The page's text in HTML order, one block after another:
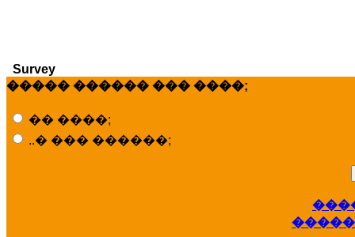
Survey
����� ������ ��� ����;
�� ����;
..� ��� ������;